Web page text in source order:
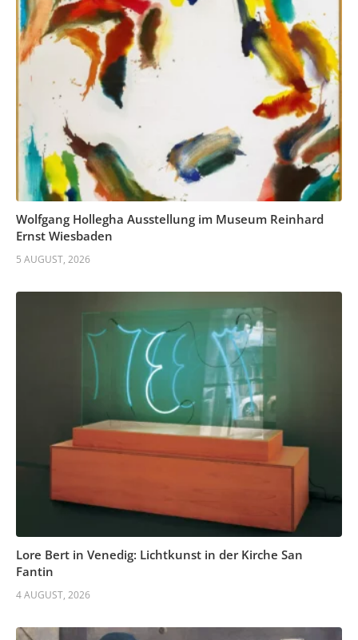
Wolfgang Hollegha Ausstellung im Museum Reinhard
Ernst Wiesbaden
5 AUGUST, 2026
Lore Bert in Venedig: Lichtkunst in der Kirche San
Fantin
4 AUGUST, 2026